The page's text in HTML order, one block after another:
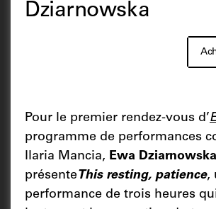
Dziarnowska
Pour le premier rendez-vous d’
programme de performances
Ilaria Mancia, Ewa Dziarnowska
présenteThis resting, patience,
performance de trois heures